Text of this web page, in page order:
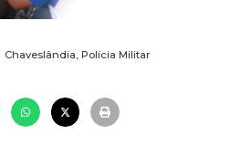
Chaveslândia, Polícia Militar